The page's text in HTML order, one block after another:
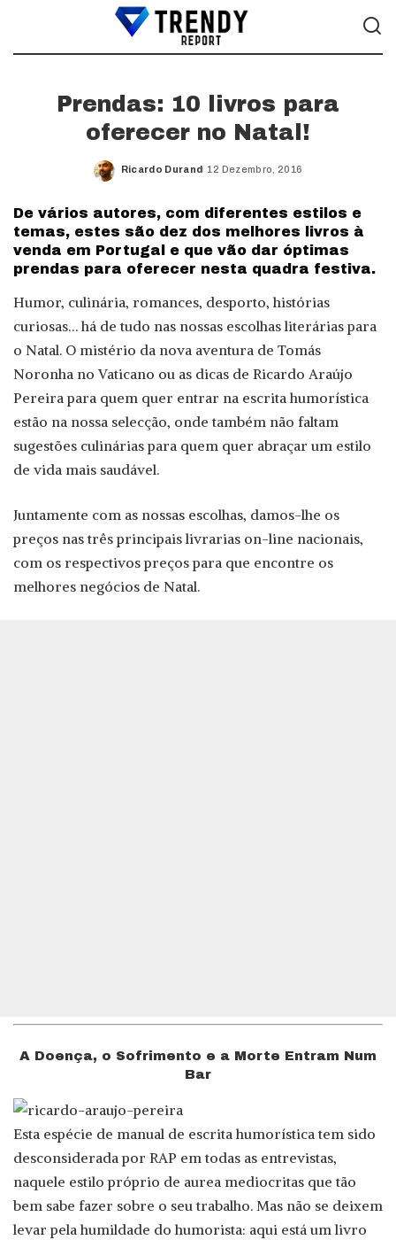
Prendas: 10 livros para
oferecer no Natal!
Posted
Ricardo Durand 12 Dezembro, 2016
De vários autores, com diferentes estilos e
temas, estes são dez dos melhores livros à
venda em Portugal e que vão dar óptimas
prendas para oferecer nesta quadra festiva.
Humor, culinária, romances, desporto, histórias
curiosas… há de tudo nas nossas escolhas literárias para
o Natal. O mistério da nova aventura de Tomás
Noronha no Vaticano ou as dicas de Ricardo Araújo
Pereira para quem quer entrar na escrita humorística
estão na nossa selecção, onde também não faltam
sugestões culinárias para quem quer abraçar um estilo
de vida mais saudável.
Juntamente com as nossas escolhas, damos-lhe os
preços nas três principais livrarias on-line nacionais,
com os respectivos preços para que encontre os
melhores negócios de Natal.
A Doença, o Sofrimento e a Morte Entram Num
Bar
Esta espécie de manual de escrita humorística tem sido
desconsiderada por RAP em todas as entrevistas,
naquele estilo próprio de aurea mediocritas que tão
bem sabe fazer sobre o seu trabalho. Mas não se deixem
levar pela humildade do humorista: aqui está um livro